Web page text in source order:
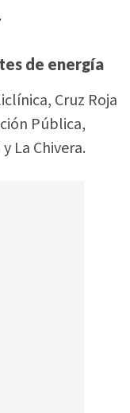
de energía
Cruz Roja
Pública,
La Chivera.